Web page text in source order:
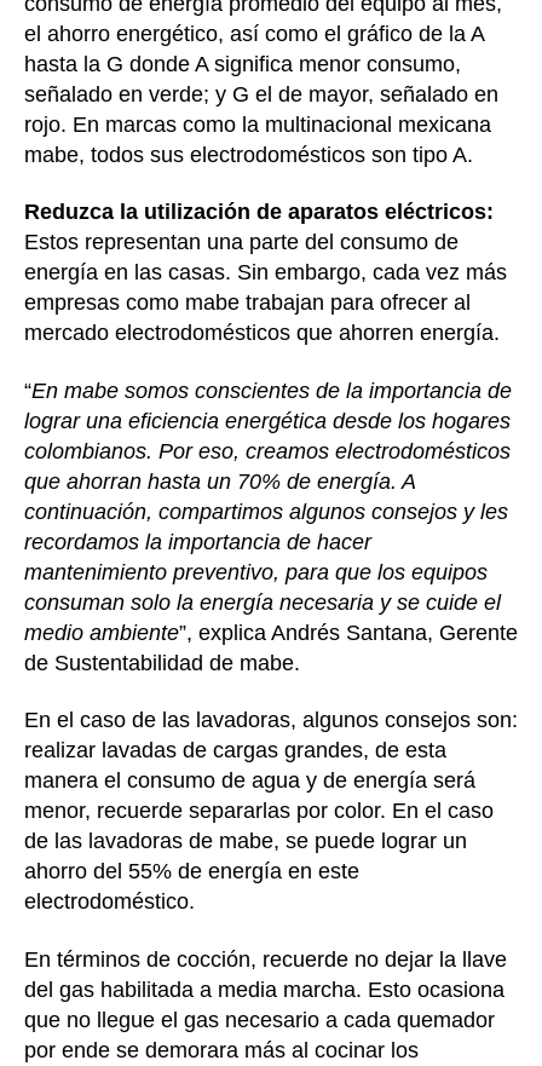
el ahorro energético, así como el gráfico de la A
hasta la G donde A significa menor consumo,
señalado en verde; y G el de mayor, señalado en
rojo. En marcas como la multinacional mexicana
mabe, todos sus electrodomésticos son tipo A.
Reduzca la utilización de aparatos eléctricos:
Estos representan una parte del consumo de
energía en las casas. Sin embargo, cada vez más
empresas como mabe trabajan para ofrecer al
mercado electrodomésticos que ahorren energía.
“En mabe somos conscientes de la importancia de
lograr una eficiencia energética desde los hogares
colombianos. Por eso, creamos electrodomésticos
que ahorran hasta un 70% de energía. A
continuación, compartimos algunos consejos y les
recordamos la importancia de hacer
mantenimiento preventivo, para que los equipos
consuman solo la energía necesaria y se cuide el
medio ambiente”, explica Andrés Santana, Gerente
de Sustentabilidad de mabe.
En el caso de las lavadoras, algunos consejos son:
realizar lavadas de cargas grandes, de esta
manera el consumo de agua y de energía será
menor, recuerde separarlas por color. En el caso
de las lavadoras de mabe, se puede lograr un
ahorro del 55% de energía en este
electrodoméstico.
En términos de cocción, recuerde no dejar la llave
del gas habilitada a media marcha. Esto ocasiona
que no llegue el gas necesario a cada quemador
por ende se demorara más al cocinar los